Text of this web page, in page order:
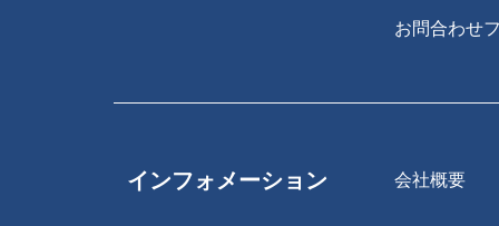
お問合わせ
インフォメーション 会社概要